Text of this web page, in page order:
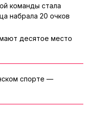
команды стала
набрала 20 очков
десятое место
спорте —